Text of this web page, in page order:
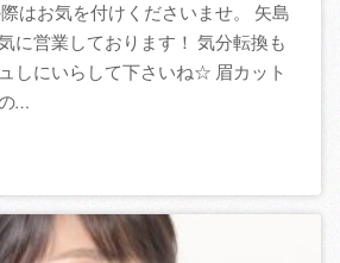
はお気を付けくださいませ。 矢島
に営業しております！ 気分転換も
しにいらして下さいね☆ 眉カット
…